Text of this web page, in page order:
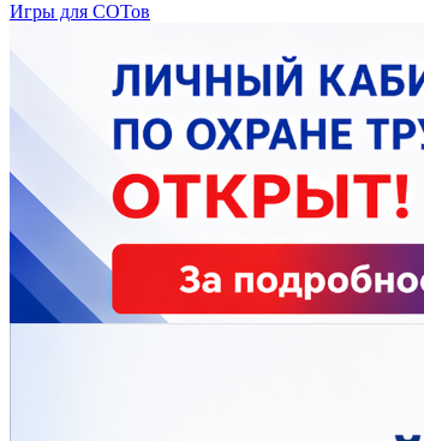
Игры для СОТов